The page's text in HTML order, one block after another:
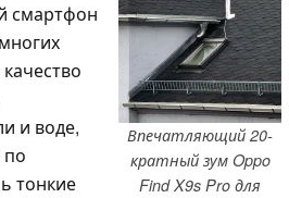
Впечатляющий 20-
кратный зум Oppo
Find X9s Pro для
смартфон
и воде,
тонкие